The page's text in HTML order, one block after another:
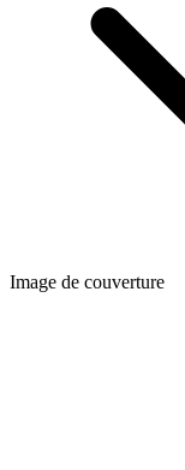
Image de couverture